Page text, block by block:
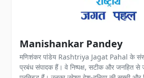
Manishankar Pandey
मणिशंकर पांडेय Rashtriya Jagat Pahal के
प्रबंध संपादक हैं। वे निष्पक्ष, सटीक और जनहित से